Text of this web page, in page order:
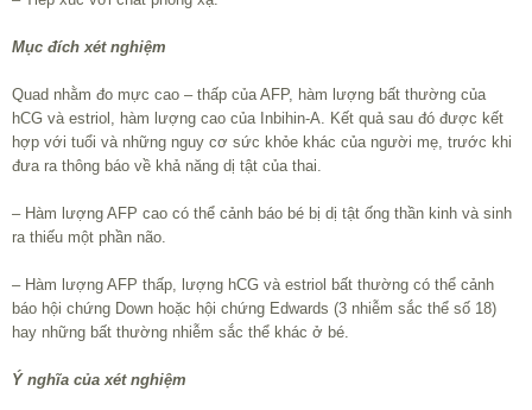
Mục đích xét nghiệm
Quad nhằm đo mực cao – thấp của AFP, hàm lượng bất thường của
hCG và estriol, hàm lượng cao của Inbihin-A. Kết quả sau đó được kết
hợp với tuổi và những nguy cơ sức khỏe khác của người mẹ, trước khi
đưa ra thông báo về khả năng dị tật của thai.
– Hàm lượng AFP cao có thể cảnh báo bé bị dị tật ống thần kinh và sinh
ra thiếu một phần não.
– Hàm lượng AFP thấp, lượng hCG và estriol bất thường có thể cảnh
báo hội chứng Down hoặc hội chứng Edwards (3 nhiễm sắc thể số 18)
hay những bất thường nhiễm sắc thể khác ở bé.
Ý nghĩa của xét nghiệm